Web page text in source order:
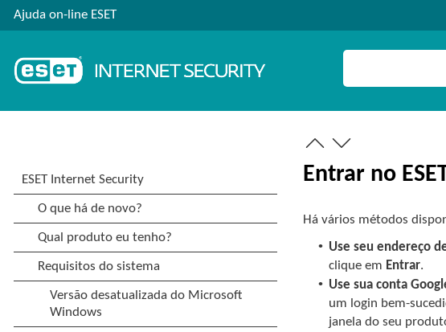
Ajuda on-line ESET
Entrar no
Há vários métodos
• Use seu endereço
clique em Entrar.
• Use sua conta
um login bem-
janela do seu